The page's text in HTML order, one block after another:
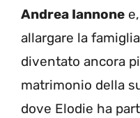
Andrea Iannone
allargare la
diventato ancora
matrimonio della
dove Elodie ha